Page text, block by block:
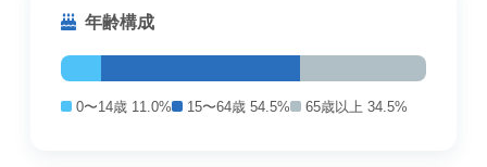
年齢構成
0〜14歳 11.0% 15〜64歳 54.5% 65歳以上 34.5%